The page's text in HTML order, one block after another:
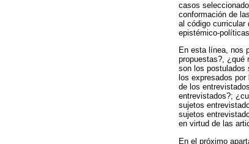
casos
conformación de
al código curricular
epistémico-
En esta línea, nos
propuestas?, ¿qué
son los postulados
los expresados
de los
entrevistados?;
sujetos
sujetos
en virtud de las
En el próximo